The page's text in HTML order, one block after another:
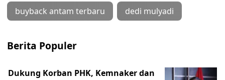
buyback antam terbaru dedi mulyadi
Berita Populer
Dukung Korban PHK, Kemnaker dan